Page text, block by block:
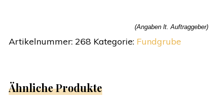
(Angaben lt. Auftraggeber)
Artikelnummer: 268 Kategorie: Fundgrube
Ähnliche Produkte